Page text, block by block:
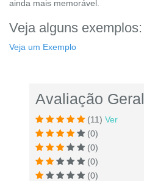
ainda mais memorável.
Veja alguns exemplos:
Veja um Exemplo
Avaliação Geral
(11) Ver
(0)
(0)
(0)
(0)